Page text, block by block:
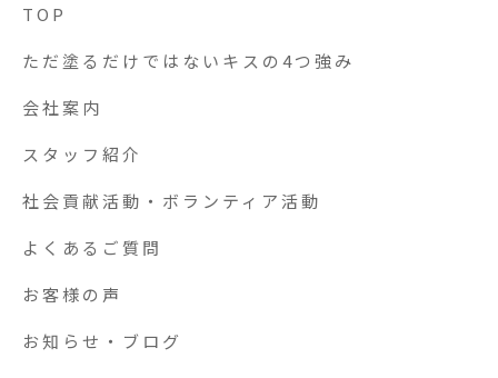
TOP
ただ塗るだけではないキスの4つ強み
会社案内
スタッフ紹介
社会貢献活動・ボランティア活動
よくあるご質問
お客様の声
お知らせ・ブログ